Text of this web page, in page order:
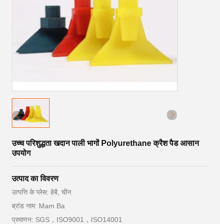
उच्च परिशुद्धता खदान पाली भागों Polyurethane क्रैश पैड आसान
उपयोग
उत्पाद का विवरण
उत्पत्ति के प्लेस: हेबै, चीन
ब्रांड नाम: Mam Ba
प्रमाणन: SGS，ISO9001，ISO14001